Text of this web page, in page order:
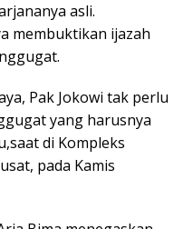
asli.
membuktikan ijazah
Pak Jokowi tak perlu
yang harusnya
di Kompleks
pada Kamis